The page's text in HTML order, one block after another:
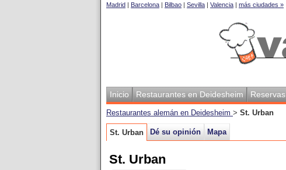
Madrid | Barcelona | Bilbao | Sevilla | Valencia | más ciudades »
Inicio Restaurantes en Deidesheim Reservas
Restaurantes alemán en Deidesheim > St. Urban
St. Urban Dé su opinión Mapa
St. Urban